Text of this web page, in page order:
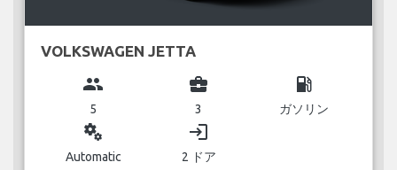
VOLKSWAGEN JETTA
group
5
business_center
3
local_gas_station
ガソリン
miscellaneous_services
Automatic
login
2 ドア